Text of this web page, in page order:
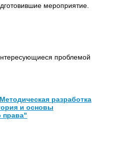
мероприятие.
проблемой
Методическая разработка
и основы
права"